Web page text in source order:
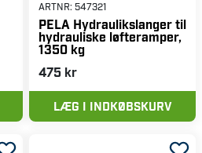
ARTNR: 547321
PELA Hydraulikslanger til
hydrauliske løfteramper,
1350 kg
475 kr
LÆG I INDKØBSKURV